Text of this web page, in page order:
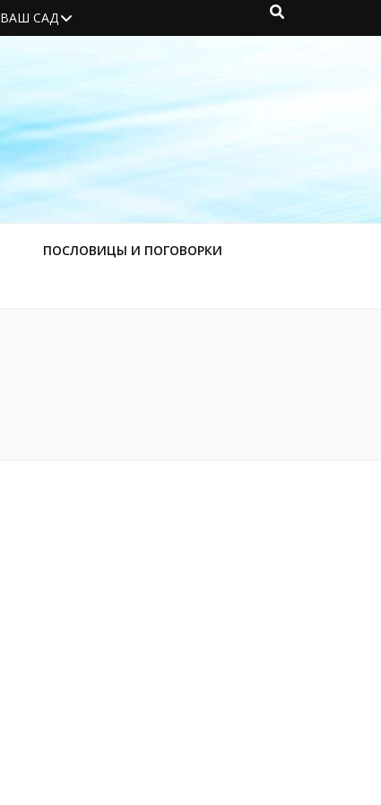
ВАШ САД
ПОСЛОВИЦЫ И ПОГОВОРКИ